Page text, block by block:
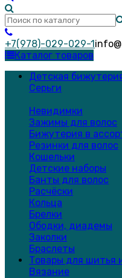
+7(978)-029-029-1
Каталог товаров
Детская
Серьги
Невидимки
Зажимы для волос
Бижутерия в
Резинки для волос
Кошельки
Детские наборы
Банты для волос
Расчёски
Кольца
Брелки
Ободки, диадемы
Заколки
Браслеты
Товары для шитья
Вязание